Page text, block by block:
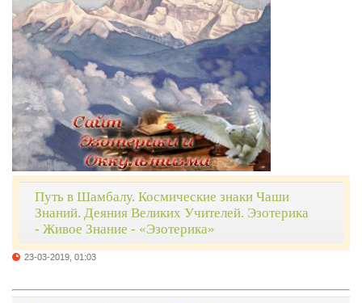
Путь в Шамбалу. Космические знаки Чаши
Знаний. Деяния Великих Учителей. Эзотерика
- Живое Знание - «Эзотерика»
23-03-2019, 01:03